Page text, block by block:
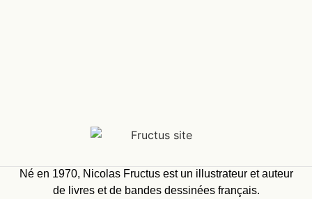
Né en 1970, Nicolas Fructus est un illustrateur et auteur
de livres et de bandes dessinées français.